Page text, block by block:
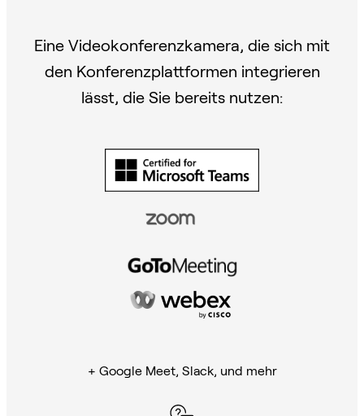
Eine Videokonferenzkamera, die sich mit
den Konferenzplattformen integrieren
lässt, die Sie bereits nutzen:
+ Google Meet, Slack, und mehr